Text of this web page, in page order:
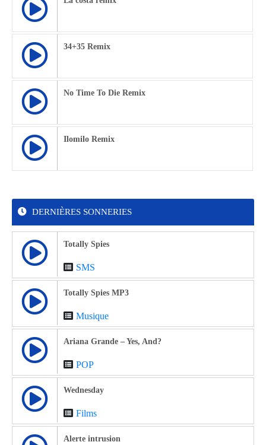
34+35 Remix
No Time To Die Remix
Ilomilo Remix
DERNIÈRES SONNERIES
Totally Spies
SMS
Totally Spies MP3
Musique
Ariana Grande – Yes, And?
POP
Wednesday
Films
Alerte intrusion